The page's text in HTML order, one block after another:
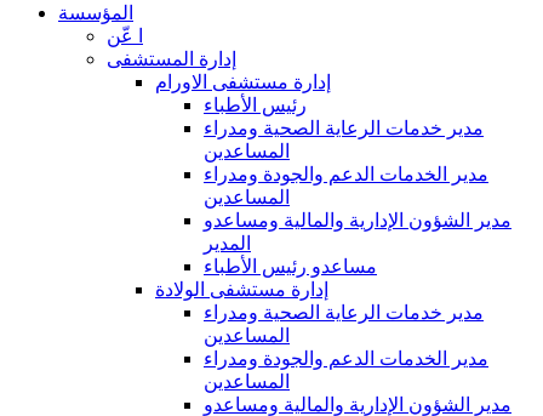
المؤسسة
ا عّن
إدارة المستشفى
إدارة مستشفى الاورام
رئيس الأطباء
مدير خدمات الرعاية الصحية ومدراء
المساعدين
مدير الخدمات الدعم والجودة ومدراء
المساعدين
مدير الشؤون الإدارية والمالية ومساعدو
المدير
مساعدو رئيس الأطباء
إدارة مستشفى الولادة
مدير خدمات الرعاية الصحية ومدراء
المساعدين
مدير الخدمات الدعم والجودة ومدراء
المساعدين
مدير الشؤون الإدارية والمالية ومساعدو